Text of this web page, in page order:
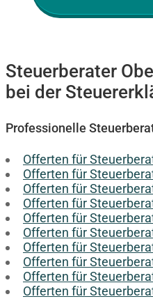
Steuerberater
bei der
Professionelle
Offerten für
Offerten für
Offerten für
Offerten für
Offerten für
Offerten für
Offerten für
Offerten für
Offerten für
Offerten für